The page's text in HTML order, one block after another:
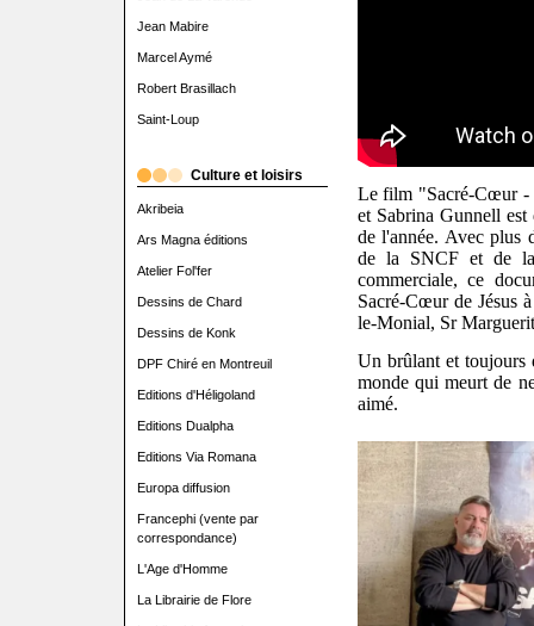
Jean Mabire
Marcel Aymé
Robert Brasillach
Saint-Loup
Culture et loisirs
Akribeia
Ars Magna éditions
Atelier Fol'fer
Dessins de Chard
Dessins de Konk
DPF Chiré en Montreuil
Editions d'Héligoland
Editions Dualpha
Editions Via Romana
Europa diffusion
Francephi (vente par
correspondance)
L'Age d'Homme
La Librairie de Flore
Le film "Sacré-Cœur -
et Sabrina Gunnell est
de l'année. Avec plus
de la SNCF et de
commerciale, ce
Sacré-Cœur de Jésus
le-Monial, Sr
Un brûlant et toujours
monde qui meurt de
aimé.